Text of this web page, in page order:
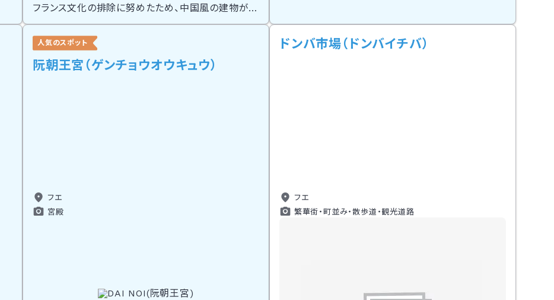
フランス文化の排除に努めたため、中国風の建物が印
象的。ミンマンは初代の4子。ミンマン帝廟の見どころ
は、圧倒的な敷地規模を誇りその随所に中国（当時の
清国）を宗主国とした要素が伺えるところだ。兵やゾ
ウの像もあり、これは霊魂を守っていると言われてい
が残っている。木
阮朝王宮（ゲンチョウオウキュウ）
人気のスポット
フエ
宮殿
ドンバ市場（ドンバイチバ）
フエ
繁華街・町並み・散歩道・観光道路